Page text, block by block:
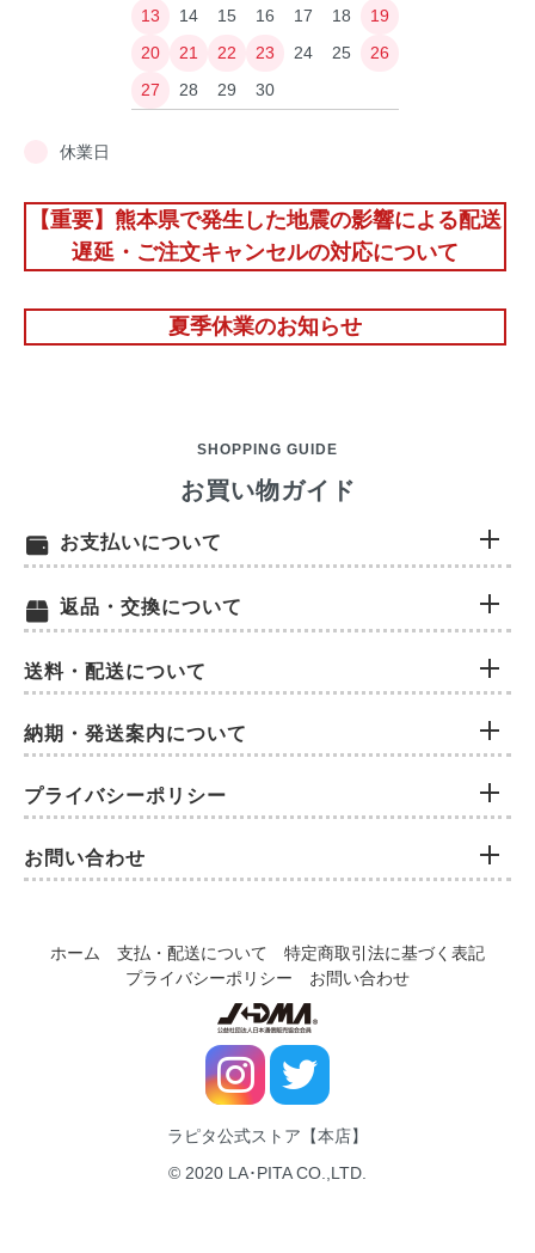
13
14 15 16 17 18
19
20
21 22 23 24 25
26
27
28 29 30
休業日
【重要】熊本県で発生した地震の影響による配送
遅延・ご注文キャンセルの対応について
夏季休業のお知らせ
SHOPPING GUIDE
お買い物ガイド
お支払いについて
返品・交換について
送料・配送について
納期・発送案内について
プライバシーポリシー
お問い合わせ
ホーム 支払・配送について
特定商取引法に基づく表記
プライバシーポリシー
お問い合わせ
ラピタ公式ストア【本店】
© 2020 LA･PITA CO.,LTD.